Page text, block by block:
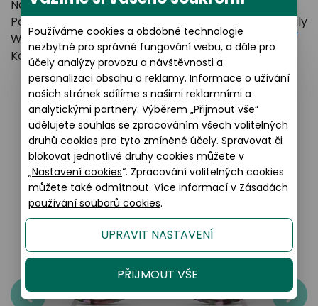
Název výrobce: Kering Eyewear
Poštovní adresa: Via Altichiero 180 Padova, 35135 Italy
Webové stránky:https://www.keringeyewear.com/
Kontakt:contactus@keringeyewear.com
Podobné produkty
Používáme cookies a obdobné technologie
nezbytné pro správné fungování webu, a dále pro
účely analýzy provozu a návštěvnosti a
personalizaci obsahu a reklamy. Informace o užívání
našich stránek sdílíme s našimi reklamními a
analytickými partnery. Výběrem „Přijmout vše“
udělujete souhlas se zpracováním všech volitelných
druhů cookies pro tyto zmíněné účely. Spravovat či
blokovat jednotlivé druhy cookies můžete v
„Nastavení cookies“. Zpracování volitelných cookies
můžete také odmítnout. Více informací v Zásadách
používání souborů cookies.
UPRAVIT NASTAVENÍ
PŘIJMOUT VŠE